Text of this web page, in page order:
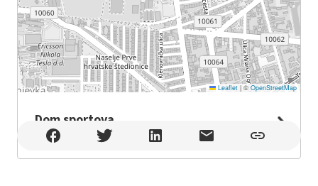
Leaflet |©OpenStreetMap
Dom sportova
Dom sportova , Zagreb